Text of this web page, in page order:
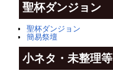
聖杯ダンジョン
聖杯ダンジョン
簡易祭壇
小ネタ・未整理等